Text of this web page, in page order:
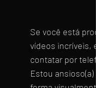
Se você está
vídeos incríveis,
contatar por
Estou